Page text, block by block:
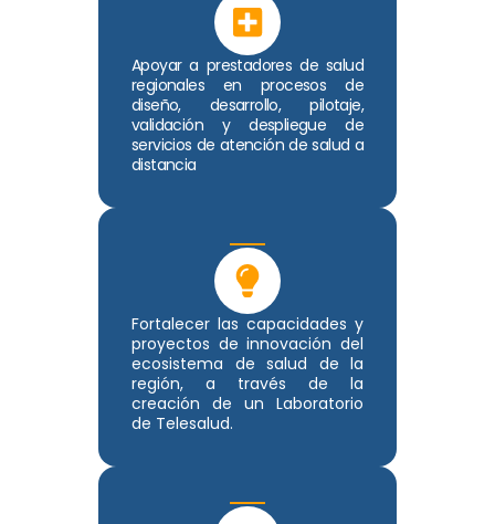
Apoyar a prestadores de salud
regionales en procesos de
diseño, desarrollo, pilotaje,
validación y despliegue de
servicios de atención de salud a
distancia
Fortalecer las capacidades y
proyectos de innovación del
ecosistema de salud de la
región, a través de la
creación de un Laboratorio
de Telesalud.